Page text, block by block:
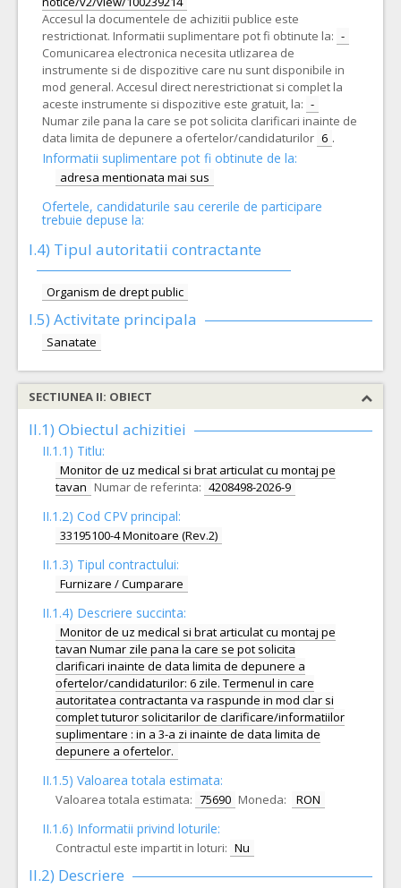
Accesul la documentele de achizitii publice este
restrictionat. Informatii suplimentare pot fi obtinute la: -
Comunicarea electronica necesita utlizarea de
instrumente si de dispozitive care nu sunt disponibile in
mod general. Accesul direct nerestrictionat si complet la
aceste instrumente si dispozitive este gratuit, la: -
Numar zile pana la care se pot solicita clarificari inainte de
data limita de depunere a ofertelor/candidaturilor 6 .
Informatii suplimentare pot fi obtinute de la:
adresa mentionata mai sus
Ofertele, candidaturile sau cererile de participare
trebuie depuse la:
I.4) Tipul autoritatii contractante
Organism de drept public
I.5) Activitate principala
Sanatate
SECTIUNEA II: OBIECT
II.1) Obiectul achizitiei
II.1.1) Titlu:
Monitor de uz medical si brat articulat cu montaj pe
tavan Numar de referinta: 4208498-2026-9
II.1.2) Cod CPV principal:
33195100-4 Monitoare (Rev.2)
II.1.3) Tipul contractului:
Furnizare / Cumparare
II.1.4) Descriere succinta:
Monitor de uz medical si brat articulat cu montaj pe
tavan Numar zile pana la care se pot solicita
clarificari inainte de data limita de depunere a
ofertelor/candidaturilor: 6 zile. Termenul in care
autoritatea contractanta va raspunde in mod clar si
complet tuturor solicitarilor de clarificare/informatiilor
suplimentare : in a 3-a zi inainte de data limita de
depunere a ofertelor.
II.1.5) Valoarea totala estimata:
Valoarea totala estimata: 75690 Moneda: RON
II.1.6) Informatii privind loturile:
Contractul este impartit in loturi: Nu
II.2) Descriere